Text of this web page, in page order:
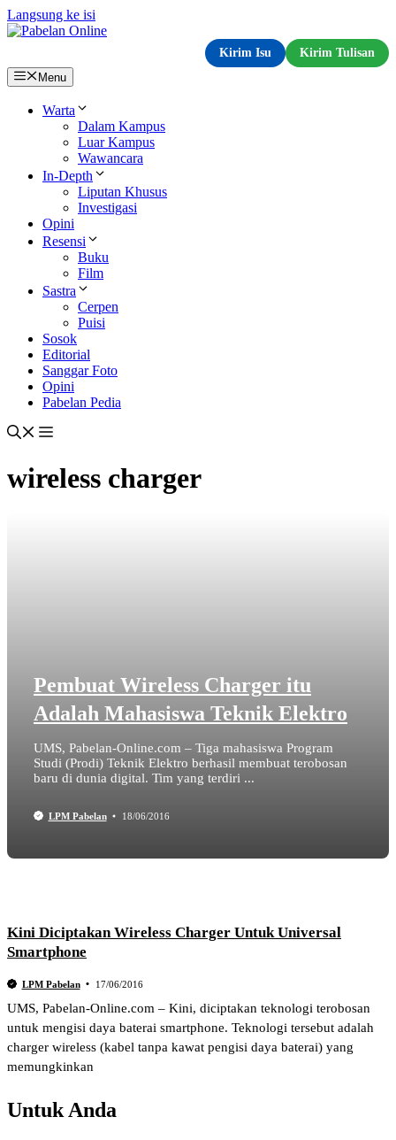
Langsung ke isi
Kirim Isu
Kirim Tulisan
Menu
Warta
Dalam Kampus
Luar Kampus
Wawancara
In-Depth
Liputan Khusus
Investigasi
Opini
Resensi
Buku
Film
Sastra
Cerpen
Puisi
Sosok
Editorial
Sanggar Foto
Opini
Pabelan Pedia
wireless charger
Pembuat Wireless Charger itu
Adalah Mahasiswa Teknik Elektro
UMS, Pabelan-Online.com – Tiga mahasiswa Program
Studi (Prodi) Teknik Elektro berhasil membuat terobosan
baru di dunia digital. Tim yang terdiri ...
LPM Pabelan 18/06/2016
Kini Diciptakan Wireless Charger Untuk Universal
Smartphone
LPM Pabelan 17/06/2016
UMS, Pabelan-Online.com – Kini, diciptakan teknologi terobosan
untuk mengisi daya baterai smartphone. Teknologi tersebut adalah
charger wireless (kabel tanpa kawat pengisi daya baterai) yang
memungkinkan
Untuk Anda